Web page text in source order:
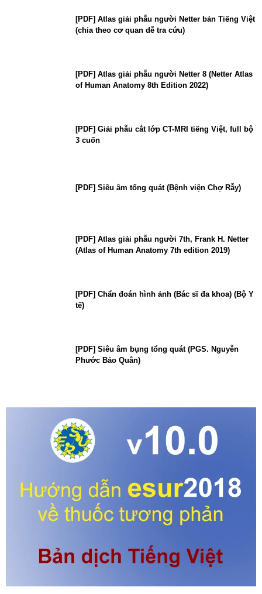
[PDF] Atlas giải phẫu người Netter bản Tiếng Việt
(chia theo cơ quan dễ tra cứu)
[PDF] Atlas giải phẫu người Netter 8 (Netter Atlas
of Human Anatomy 8th Edition 2022)
[PDF] Giải phẫu cắt lớp CT-MRI tiếng Việt, full bộ
3 cuốn
[PDF] Siêu âm tổng quát (Bệnh viện Chợ Rẫy)
[PDF] Atlas giải phẫu người 7th, Frank H. Netter
(Atlas of Human Anatomy 7th edition 2019)
[PDF] Chẩn đoán hình ảnh (Bác sĩ đa khoa) (Bộ Y
tế)
[PDF] Siêu âm bụng tổng quát (PGS. Nguyễn
Phước Bảo Quân)